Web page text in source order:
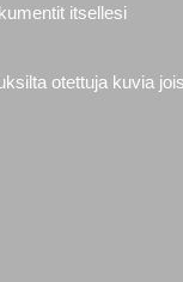
itsellesi
otettuja kuvia